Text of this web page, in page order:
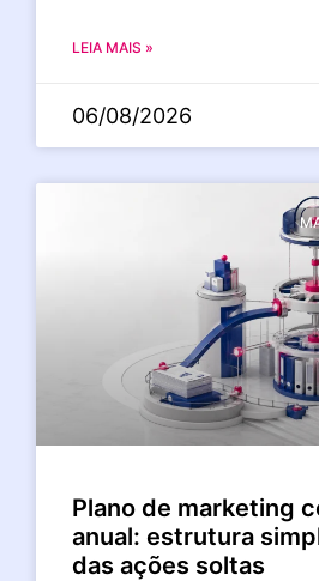
LEIA MAIS »
06/08/2026
Plano de marketing
anual: estrutura
das ações soltas